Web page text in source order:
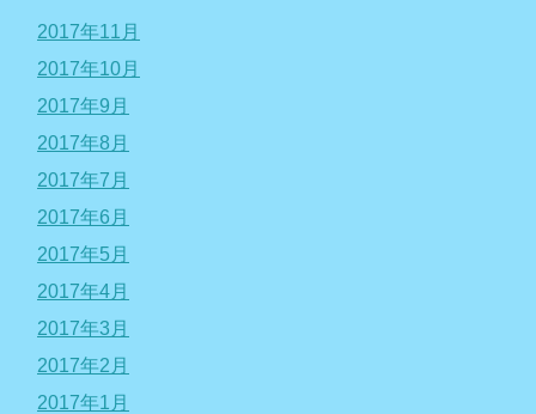
2017年11月
2017年10月
2017年9月
2017年8月
2017年7月
2017年6月
2017年5月
2017年4月
2017年3月
2017年2月
2017年1月